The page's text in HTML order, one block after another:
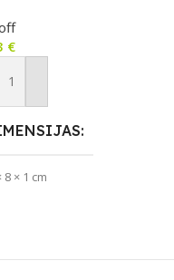
€
Grozam
8 × 1 cm